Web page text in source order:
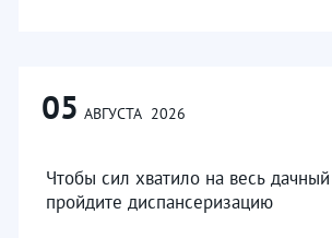
05 АВГУСТА 2026
Чтобы сил хватило на весь
пройдите диспансеризацию